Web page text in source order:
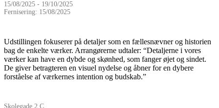
15/08/2025 - 19/10/2025
Fernisering: 15/08/2025
Udstillingen fokuserer på detaljer som en fællesnævner og historien
bag de enkelte værker. Arrangørerne udtaler: “Detaljerne i vores
værker kan have en dybde og skønhed, som fanger øjet og sindet.
De giver betragteren en visuel nydelse og åbner for en dybere
forståelse af værkernes intention og budskab.”
Skolegade 2 C